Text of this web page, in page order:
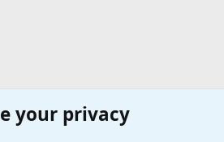
Форумы
your privacy